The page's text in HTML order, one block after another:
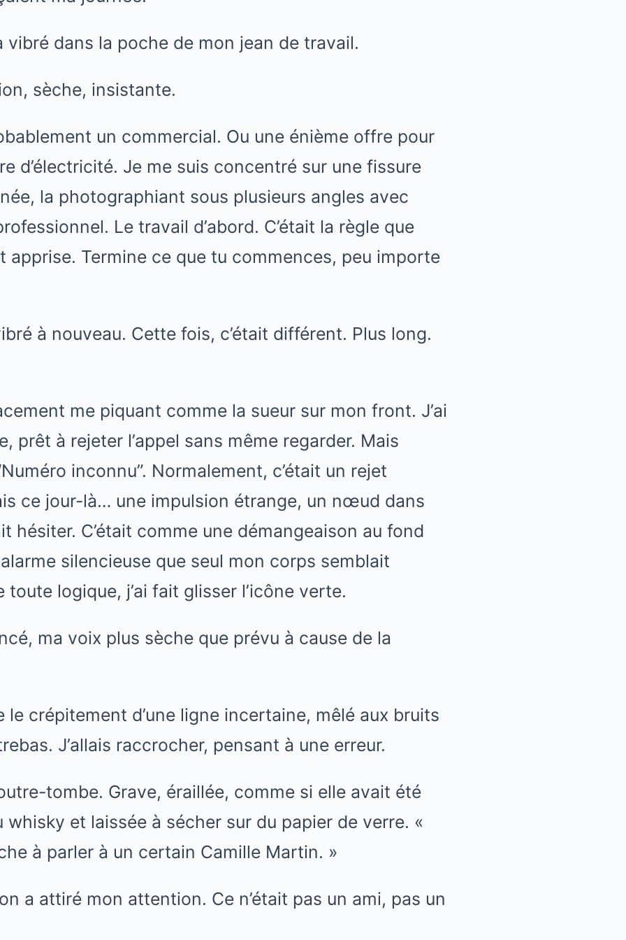
vibré dans la poche de mon jean de travail.
sèche, insistante.
un commercial. Ou une énième offre pour
d’électricité. Je me suis concentré sur une fissure
la photographiant sous plusieurs angles avec
Le travail d’abord. C’était la règle que
apprise. Termine ce que tu commences, peu importe
à nouveau. Cette fois, c’était différent. Plus long.
me piquant comme la sueur sur mon front. J’ai
prêt à rejeter l’appel sans même regarder. Mais
inconnu”. Normalement, c’était un rejet
ce jour-là… une impulsion étrange, un nœud dans
hésiter. C’était comme une démangeaison au fond
silencieuse que seul mon corps semblait
logique, j’ai fait glisser l’icône verte.
ma voix plus sèche que prévu à cause de la
le crépitement d’une ligne incertaine, mêlé aux bruits
J’allais raccrocher, pensant à une erreur.
tombe. Grave, éraillée, comme si elle avait été
whisky et laissée à sécher sur du papier de verre. «
à parler à un certain Camille Martin. »
a attiré mon attention. Ce n’était pas un ami, pas un